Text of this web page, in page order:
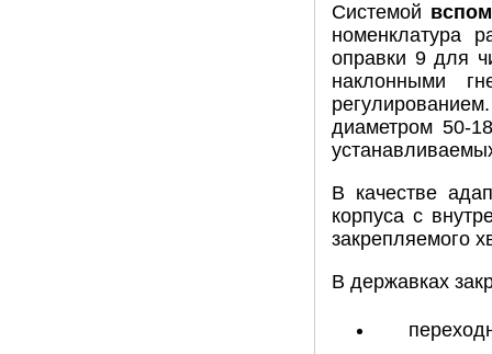
Системой
номенклатура
оправки 9 для
наклонными
диаметром 50-
В качестве
корпуса с
закрепляемого
В державках